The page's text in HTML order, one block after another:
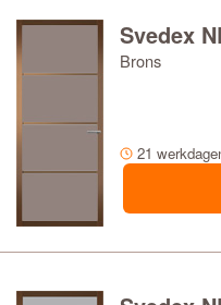
Svedex
Brons
21